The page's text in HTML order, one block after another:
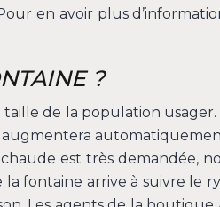
en avoir plus
?
de la population usager.
est très demandée,
fontaine arrive à suivre le